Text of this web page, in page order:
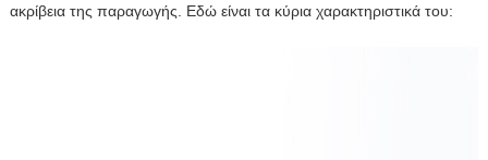
ακρίβεια της παραγωγής. Εδώ είναι τα κύρια χαρακτηριστικά του: